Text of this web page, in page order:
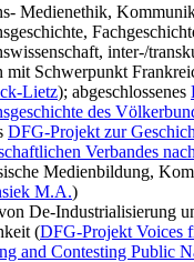
Medienethik,
inter-/
mit Schwerpunkt
Lietz); abgeschlossenes
des
DFG-Projekt zur
Verbandes
Medienbildung,
M.A.)
De-Industrialisierung
(DFG-Projekt Voices
and Contesting Public